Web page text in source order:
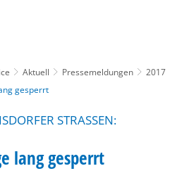
Aktuell Pressemeldungen
2017
gesperrt
STRASSEN:
lang gesperrt